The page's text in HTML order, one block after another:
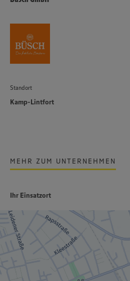
Standort
Kamp-Lintfort
MEHR ZUM UNTERNEHMEN
Ihr Einsatzort